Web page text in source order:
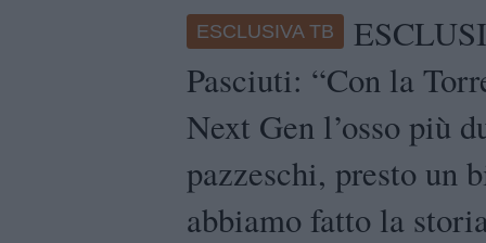
ESCLUSIVA TB
Pasciuti: “Con la
Next Gen l’osso più
pazzeschi, presto un
abbiamo fatto la